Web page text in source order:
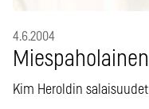
4.6.2004
Miespaholainen
Kim Heroldin salaisuudet